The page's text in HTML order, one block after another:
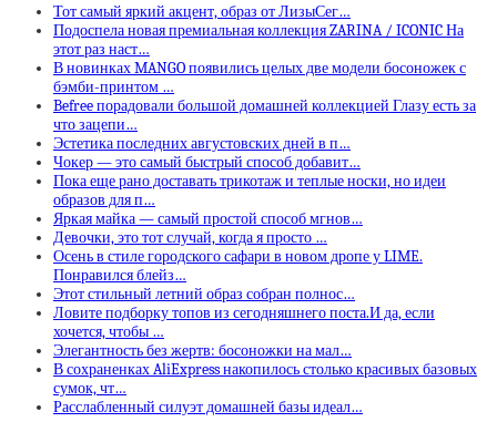
Тот самый яркий акцент, образ от ЛизыСег…
Подоспела новая премиальная коллекция ZARINA / ICONIC На
этот раз наст…
В новинках MANGO появились целых две модели босоножек с
бэмби-принтом …
Befree порадовали большой домашней коллекцией Глазу есть за
что зацепи…
Эстетика последних августовских дней в п…
Чокер — это самый быстрый способ добавит…
Пока еще рано доставать трикотаж и теплые носки, но идеи
образов для п…
Яркая майка — самый простой способ мгнов…
Девочки, это тот случай, когда я просто …
Осень в стиле городского сафари в новом дропе у LIME.
Понравился блейз…
Этот стильный летний образ собран полнос…
Ловите подборку топов из сегодняшнего поста.И да, если
хочется, чтобы …
Элегантность без жертв: босоножки на мал…
В сохраненках AliExpress накопилось столько красивых базовых
сумок, чт…
Расслабленный силуэт домашней базы идеал…